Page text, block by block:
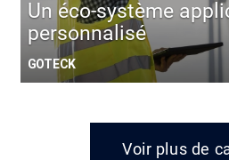
Un éco-système
personnalisé
GOTECK
Voir plus de